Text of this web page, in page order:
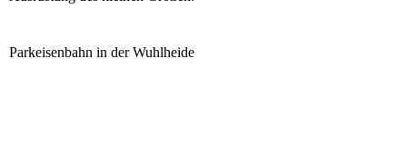
Parkeisenbahn in der Wuhlheide